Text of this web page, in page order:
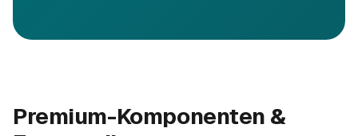
Premium-Komponenten &